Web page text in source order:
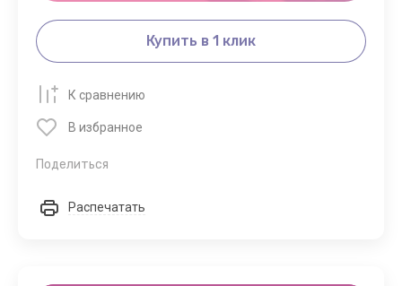
Купить в 1 клик
К сравнению
В избранное
Поделиться
Распечатать